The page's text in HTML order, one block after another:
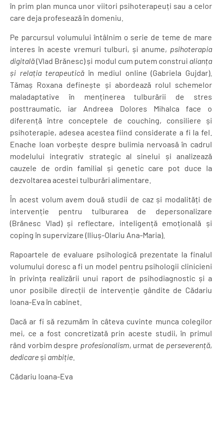
în prim plan munca unor viitori psihoterapeuți sau a celor
care deja profesează în domeniu.
Pe parcursul volumului întâlnim o serie de teme de mare
interes în aceste vremuri tulburi, și anume, psihoterapia
digitală(Vlad Brănesc) și modul cum putem construi alianța
și relația terapeutică în mediul online (Gabriela Gujdar).
Tămaș Roxana definește și abordează rolul schemelor
maladaptative în menținerea tulburării de stres
posttraumatic, iar Andreea Dolores Mihalca face o
diferență între conceptele de couching, consiliere și
psihoterapie, adesea acestea fiind considerate a fi la fel.
Enache Ioan vorbește despre bulimia nervoasă în cadrul
modelului integrativ strategic al sinelui și analizează
cauzele de ordin familial și genetic care pot duce la
dezvoltarea acestei tulburări alimentare.
În acest volum avem două studii de caz și modalități de
intervenție pentru tulburarea de depersonalizare
(Brănesc Vlad) și reflectare, inteligență emoțională și
coping în supervizare (Iliuș-Olariu Ana-Maria).
Rapoartele de evaluare psihologică prezentate la finalul
volumului doresc a fi un model pentru psihologii clinicieni
în privința realizării unui raport de psihodiagnostic și a
unor posibile direcții de intervenție gândite de Cădariu
Ioana-Eva în cabinet.
Dacă ar fi să rezumăm în câteva cuvinte munca colegilor
mei, ce a fost concretizată prin aceste studii, în primul
rând vorbim despre profesionalism, urmat de perseverență,
dedicare și ambiție
Cădariu Ioana-Eva